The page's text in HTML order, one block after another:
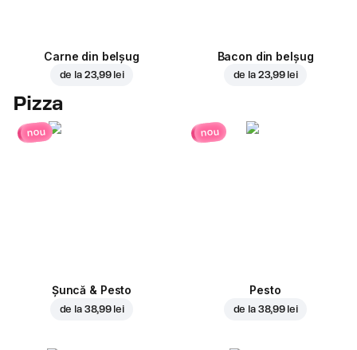
Carne din belșug
de la 23,99 lei
Bacon din belșug
de la 23,99 lei
Pizza
nou
Șuncă & Pesto
de la 38,99 lei
nou
Pesto
de la 38,99 lei